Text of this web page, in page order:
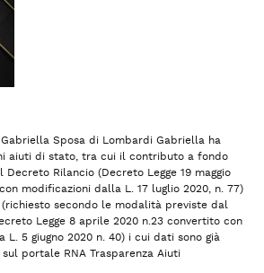
Gabriella Sposa di Lombardi Gabriella ha
aiuti di stato, tra cui il contributo a fondo
Rilancio (Decreto Legge 19 maggio
modificazioni dalla L. 17 luglio 2020, n. 77)
secondo le modalità previste dal
Legge 8 aprile 2020 n.23 convertito con
L. 5 giugno 2020 n. 40) i cui dati sono già
portale RNA Trasparenza Aiuti